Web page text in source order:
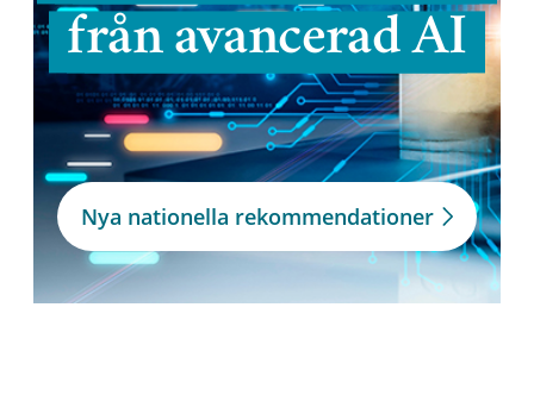
från avancerad AI
Nya nationella rekommendationer